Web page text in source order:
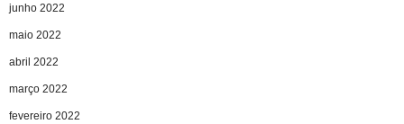
junho 2022
maio 2022
abril 2022
março 2022
fevereiro 2022